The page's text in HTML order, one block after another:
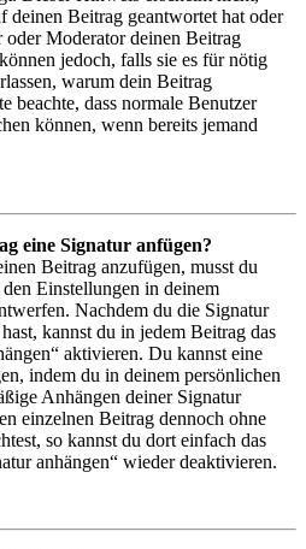
deinen Beitrag geantwortet hat oder
Moderator deinen Beitrag
jedoch, falls sie es für nötig
warum dein Beitrag
beachte, dass normale Benutzer
können, wenn bereits jemand
eine Signatur anfügen?
Beitrag anzufügen, musst du
Einstellungen in deinem
Nachdem du die Signatur
kannst du in jedem Beitrag das
aktivieren. Du kannst eine
indem du in deinem persönlichen
Anhängen deiner Signatur
einzelnen Beitrag dennoch ohne
so kannst du dort einfach das
anhängen“ wieder deaktivieren.